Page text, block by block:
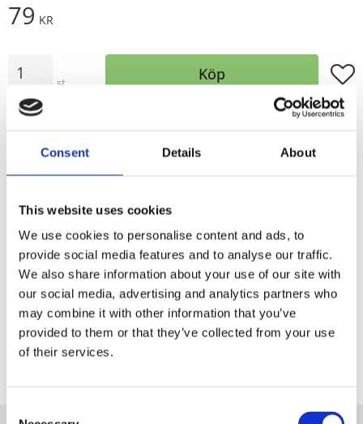
Consent Details About
This website uses cookies
We use cookies to personalise content and ads, to
provide social media features and to analyse our traffic.
We also share information about your use of our site with
our social media, advertising and analytics partners who
may combine it with other information that you’ve
provided to them or that they’ve collected from your use
of their services.
79 KR
st Köp
I lager
Tillverkare
Fondaco
Visa alla produkter från Fondaco
Bleks i direkt solljus.
Dela med dig
Facebook